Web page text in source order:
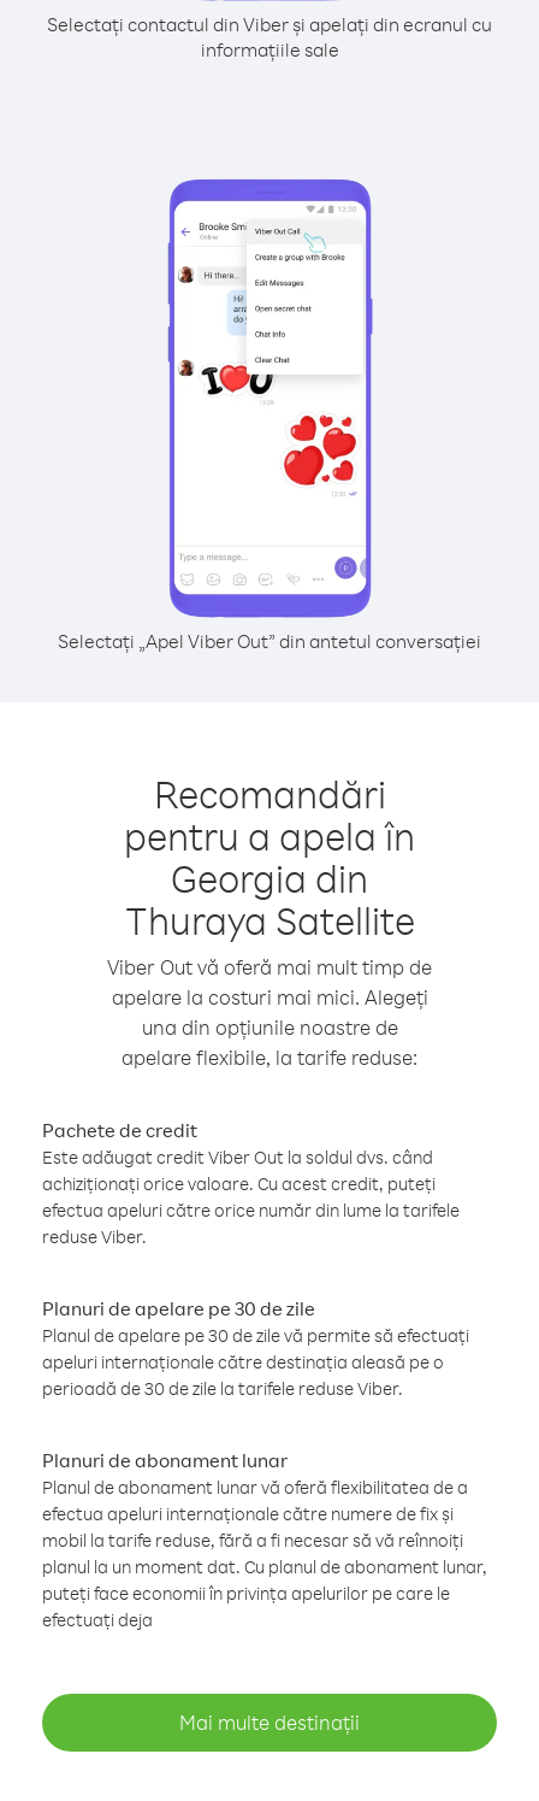
Selectați contactul din Viber și apelați din ecranul cu
informațiile sale
Selectați „Apel Viber Out” din antetul conversației
Recomandări
pentru a apela în
Georgia din
Thuraya Satellite
Viber Out vă oferă mai mult timp de
apelare la costuri mai mici. Alegeți
una din opțiunile noastre de
apelare flexibile, la tarife reduse:
Pachete de credit
Este adăugat credit Viber Out la soldul dvs. când
achiziționați orice valoare. Cu acest credit, puteți
efectua apeluri către orice număr din lume la tarifele
reduse Viber.
Planuri de apelare pe 30 de zile
Planul de apelare pe 30 de zile vă permite să efectuați
apeluri internaționale către destinația aleasă pe o
perioadă de 30 de zile la tarifele reduse Viber.
Planuri de abonament lunar
Planul de abonament lunar vă oferă flexibilitatea de a
efectua apeluri internaționale către numere de fix și
mobil la tarife reduse, fără a fi necesar să vă reînnoiți
planul la un moment dat. Cu planul de abonament lunar,
puteți face economii în privința apelurilor pe care le
efectuați deja
Mai multe destinații